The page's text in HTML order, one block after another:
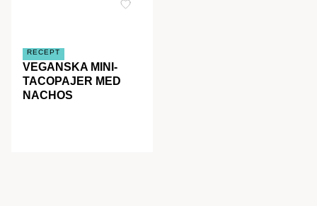
RECEPT
VEGANSKA MINI-
TACOPAJER MED
NACHOS